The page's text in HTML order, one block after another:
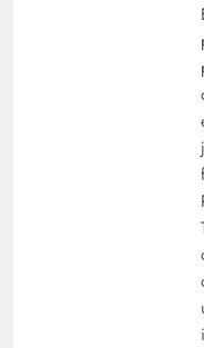
Cine con Ciencia